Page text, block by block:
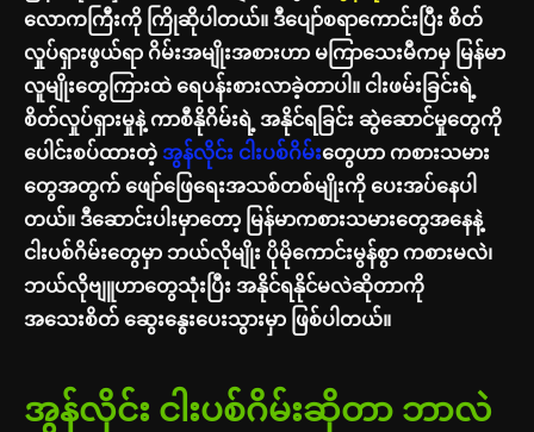
လောကကြီးကို ကြိုဆိုပါတယ်။ ဒီပျော်စရာကောင်းပြီး စိတ်
လှုပ်ရှားဖွယ်ရာ ဂိမ်းအမျိုးအစားဟာ မကြာသေးမီကမှ မြန်မာ
လူမျိုးတွေကြားထဲ ရေပန်းစားလာခဲ့တာပါ။ ငါးဖမ်းခြင်းရဲ့
စိတ်လှုပ်ရှားမှုနဲ့ ကာစီနိုဂိမ်းရဲ့ အနိုင်ရခြင်း ဆွဲဆောင်မှုတွေကို
ပေါင်းစပ်ထားတဲ့အွန်လိုင်း ငါးပစ်ဂိမ်းတွေဟာ ကစားသမား
တွေအတွက် ဖျော်ဖြေရေးအသစ်တစ်မျိုးကို ပေးအပ်နေပါ
တယ်။ ဒီဆောင်းပါးမှာတော့ မြန်မာကစားသမားတွေအနေနဲ့
ငါးပစ်ဂိမ်းတွေမှာ ဘယ်လိုမျိုး ပိုမိုကောင်းမွန်စွာ ကစားမလဲ၊
ဘယ်လိုဗျူဟာတွေသုံးပြီး အနိုင်ရနိုင်မလဲဆိုတာကို
အသေးစိတ် ဆွေးနွေးပေးသွားမှာ ဖြစ်ပါတယ်။
အွန်လိုင်း ငါးပစ်ဂိမ်းဆိုတာ ဘာလဲ